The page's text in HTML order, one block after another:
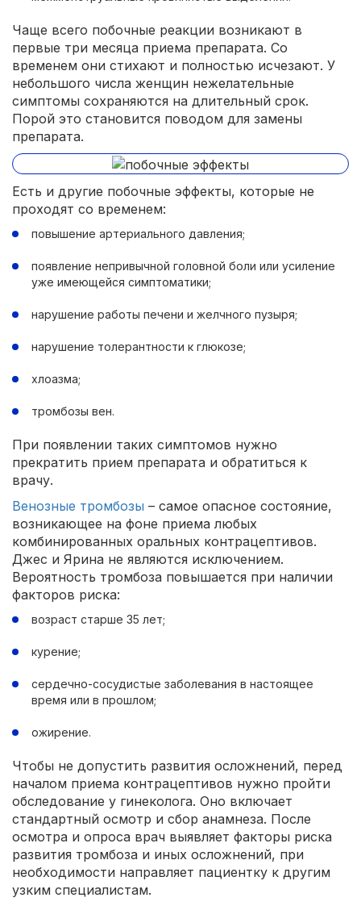
Чаще всего побочные реакции возникают в
первые три месяца приема препарата. Со
временем они стихают и полностью исчезают. У
небольшого числа женщин нежелательные
симптомы сохраняются на длительный срок.
Порой это становится поводом для замены
препарата.
Есть и другие побочные эффекты, которые не
проходят со временем:
повышение артериального давления;
появление непривычной головной боли или усиление
уже имеющейся симптоматики;
нарушение работы печени и желчного пузыря;
нарушение толерантности к глюкозе;
хлоазма;
тромбозы вен.
При появлении таких симптомов нужно
прекратить прием препарата и обратиться к
врачу.
Венозные тромбозы – самое опасное состояние,
возникающее на фоне приема любых
комбинированных оральных контрацептивов.
Джес и Ярина не являются исключением.
Вероятность тромбоза повышается при наличии
факторов риска:
возраст старше 35 лет;
курение;
сердечно-сосудистые заболевания в настоящее
время или в прошлом;
ожирение.
Чтобы не допустить развития осложнений, перед
началом приема контрацептивов нужно пройти
обследование у гинеколога. Оно включает
стандартный осмотр и сбор анамнеза. После
осмотра и опроса врач выявляет факторы риска
развития тромбоза и иных осложнений, при
необходимости направляет пациентку к другим
узким специалистам.